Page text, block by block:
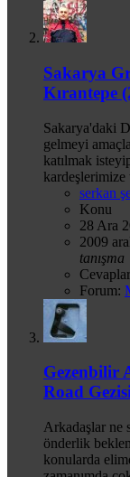
Sakarya
Kırantepe
Sakarya'daki
gelmeyi
katılmak
kardeşlerimize
serkan
Konu
28 Ara
2009
tanışma
Forum:
Gezenbilir
Road
Arkadaşlar ne
önderlik
konularda